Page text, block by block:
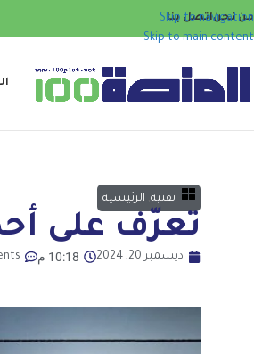
Skip to navigation
Skip to main content
من نحناتصل بنا
تقنية الرئيسية
تعرّف على
ديسمبر 20, 2024 10:18 م